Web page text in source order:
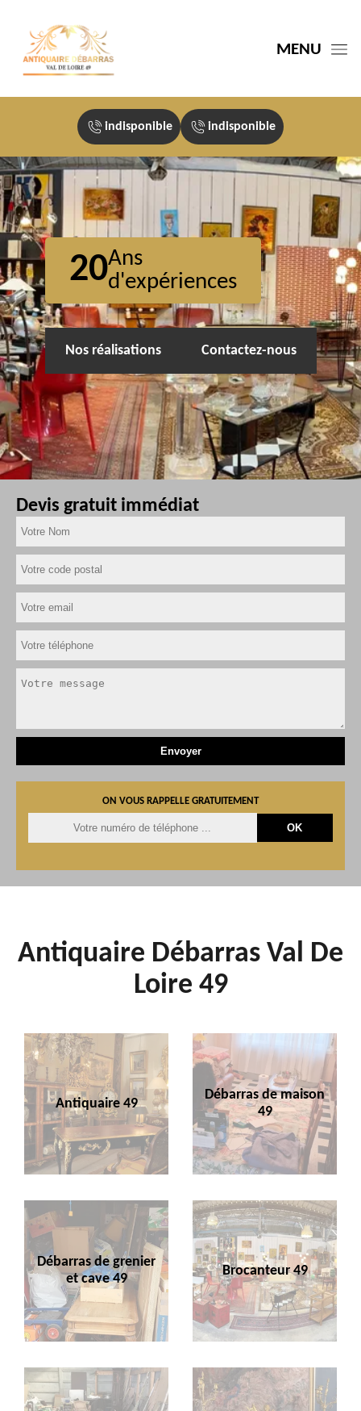
MENU
indisponible indisponible
20Ans
d'expériences
Nos réalisations Contactez-nous
Devis gratuit immédiat
ON VOUS RAPPELLE GRATUITEMENT
Antiquaire Débarras Val De
Loire 49
Antiquaire 49
Débarras de maison
49
Débarras de grenier
et cave 49
Brocanteur 49